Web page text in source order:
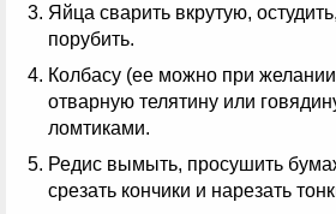
Яйца сварить вкрутую,
порубить.
Колбасу (ее можно при
отварную телятину или
ломтиками.
Редис вымыть, просушить
срезать кончики и нарезать